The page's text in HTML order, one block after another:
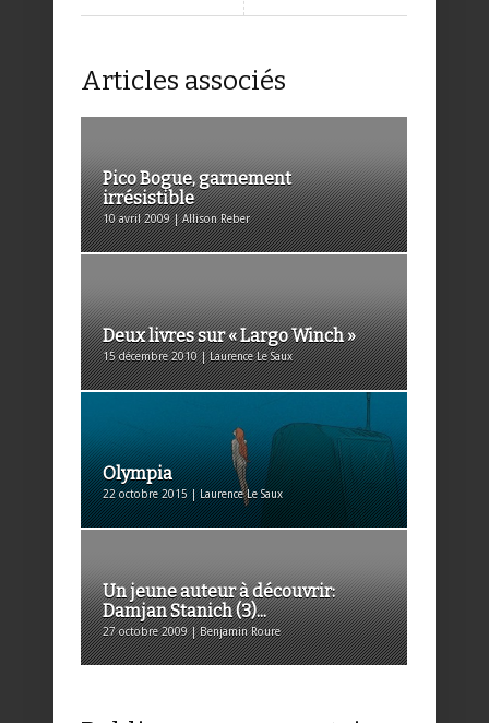
Articles associés
Pico Bogue, garnement
irrésistible
10 avril 2009 | Allison Reber
Deux livres sur « Largo Winch »
15 décembre 2010 | Laurence Le Saux
Olympia
22 octobre 2015 | Laurence Le Saux
Un jeune auteur à découvrir:
Damjan Stanich (3)...
27 octobre 2009 | Benjamin Roure